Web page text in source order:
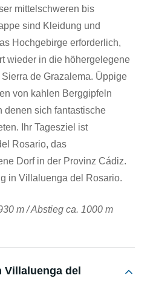
mittelschweren bis
sind Kleidung und
Hochgebirge erforderlich,
wieder in die höhergelegene
de Grazalema. Üppige
von kahlen Berggipfeln
denen sich fantastische
Ihr Tagesziel ist
Rosario, das
Dorf in der Provinz Cádiz.
in Villaluenga del Rosario.
m / Abstieg ca. 1000 m
Villaluenga del